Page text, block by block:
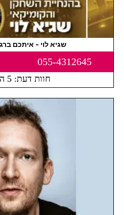
שגיא לוי - איתכם
055-4312645
חוות דעת: 5 המלצות.